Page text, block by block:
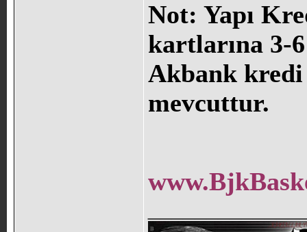
Not: Yapı
kartlarına 3-
Akbank kredi
mevcuttur.